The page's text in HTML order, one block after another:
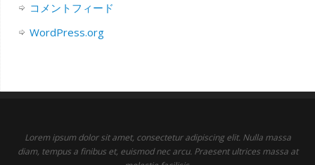
コメントフィード
WordPress.org
Lorem ipsum dolor sit amet, consectetur adipiscing elit. Nulla massa
diam, tempus a finibus et, euismod nec arcu. Praesent ultrices massa at